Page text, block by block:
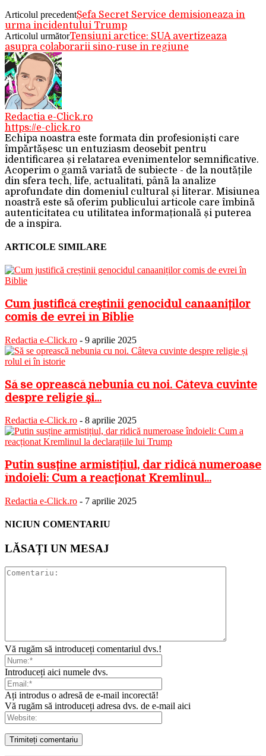
Articolul precedentȘefa Secret Service demisioneaza in
urma incidentului Trump
Articolul următorTensiuni arctice: SUA avertizeaza
asupra colaborarii sino-ruse in regiune
Redactia e-Click.ro
https://e-click.ro
Echipa noastra este formata din profesioniști care
împărtășesc un entuziasm deosebit pentru
identificarea și relatarea evenimentelor semnificative.
Acoperim o gamă variată de subiecte - de la noutățile
din sfera tech, life, actualitati, până la analize
aprofundate din domeniul cultural și literar. Misiunea
noastră este să oferim publicului articole care îmbină
autenticitatea cu utilitatea informațională și puterea
de a inspira.
ARTICOLE SIMILARE
Cum justifică creștinii genocidul canaaniților
comis de evrei în Biblie
Redactia e-Click.ro - 9 aprilie 2025
Să se oprească nebunia cu noi. Câteva cuvinte
despre religie și...
Redactia e-Click.ro - 8 aprilie 2025
Putin susține armistițiul, dar ridică numeroase
îndoieli: Cum a reacționat Kremlinul...
Redactia e-Click.ro - 7 aprilie 2025
NICIUN COMENTARIU
LĂSAȚI UN MESAJ
Vă rugăm să introduceți comentariul dvs.!
Introduceți aici numele dvs.
Ați introdus o adresă de e-mail incorectă!
Vă rugăm să introduceți adresa dvs. de e-mail aici